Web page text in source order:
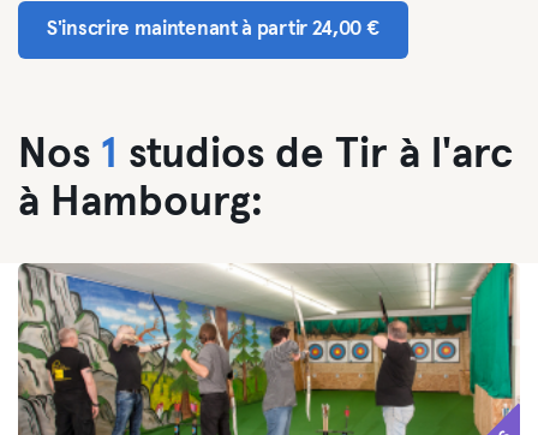
S'inscrire maintenant à partir 24,00 €
Nos 1 studios de Tir à l'arc
à Hambourg: